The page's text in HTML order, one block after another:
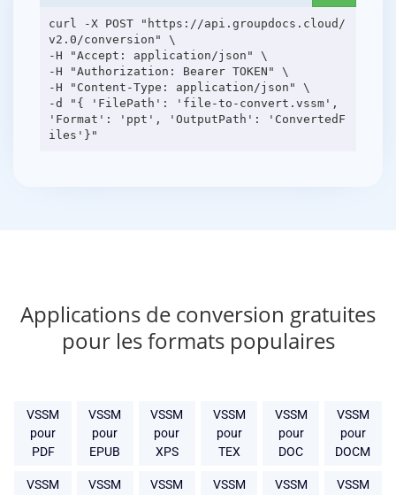
curl -X POST "https://api.groupdocs.cloud/
v2.0/conversion" \
-H "Accept: application/json" \
-H "Authorization: Bearer TOKEN" \
-H "Content-Type: application/json" \
-d "{ 'FilePath': 'file-to-convert.vssm',
'Format': 'ppt', 'OutputPath': 'ConvertedF
Applications de conversion gratuites
pour les formats populaires
VSSM
pour
PDF
VSSM
pour
EPUB
VSSM
pour
XPS
VSSM
pour
TEX
VSSM
pour
DOC
VSSM
pour
DOCM
VSSM
VSSM
VSSM
VSSM
VSSM
VSSM